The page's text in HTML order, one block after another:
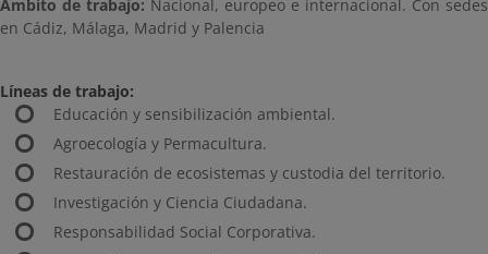
Ámbito de trabajo: Nacional, europeo e internacional. Con sedes
en Cádiz, Málaga, Madrid y Palencia
Líneas de trabajo:
Educación y sensibilización ambiental.
Agroecología y Permacultura.
Restauración de ecosistemas y custodia del territorio.
Investigación y Ciencia Ciudadana.
Responsabilidad Social Corporativa.